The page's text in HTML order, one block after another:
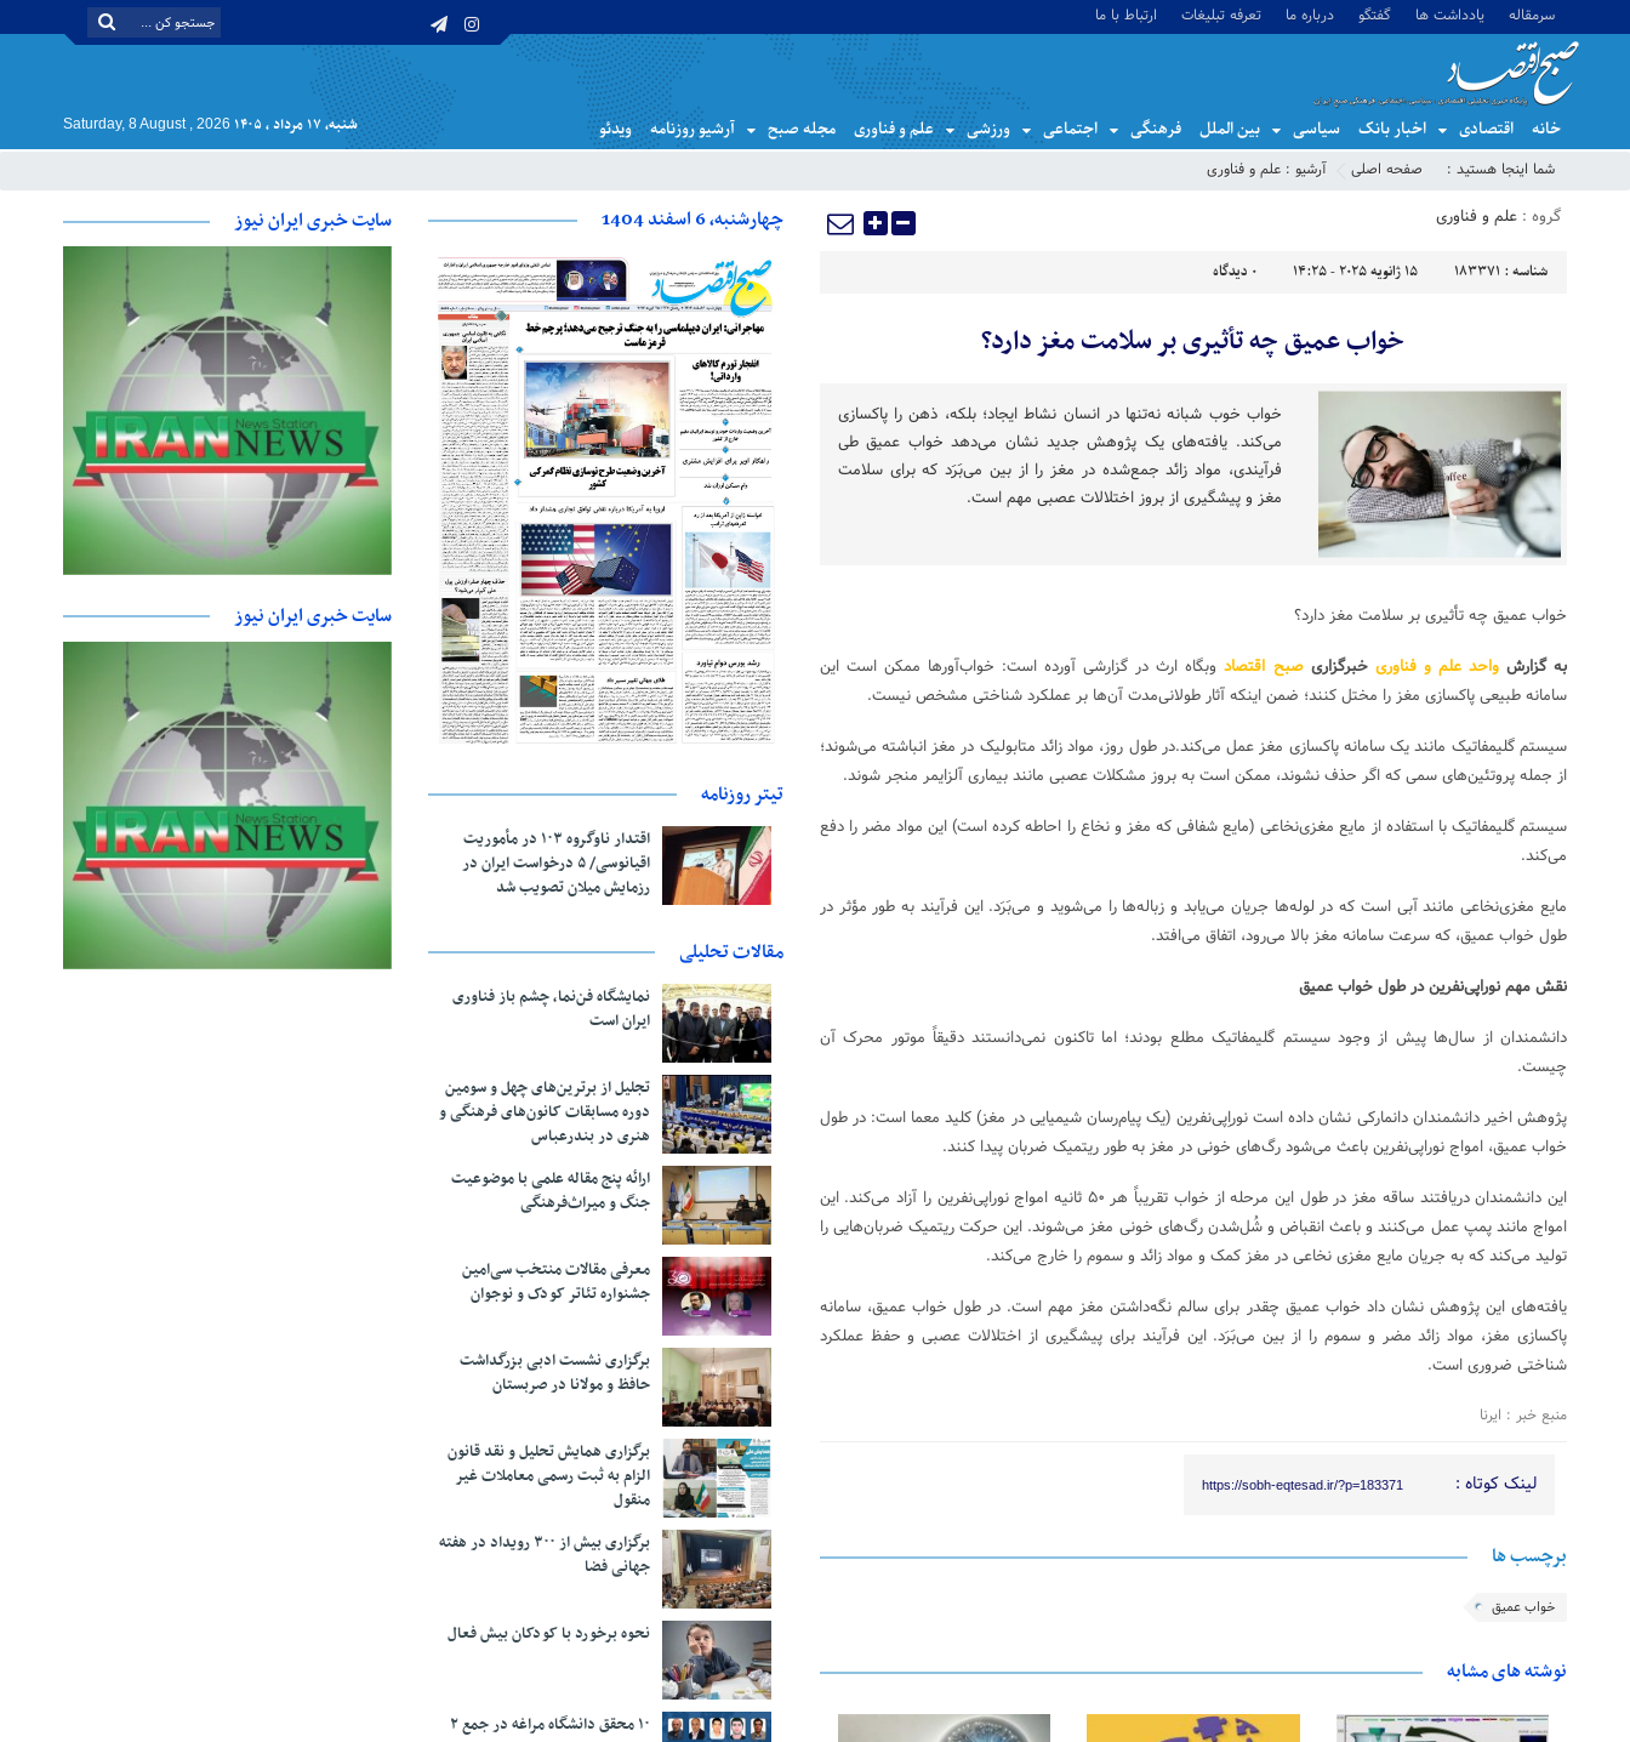
سرمقاله یادداشت ها گفتگو درباره ما تعرفه تبلیغات ارتباط با ما
خانه اقتصادی اخبار بانک سیاسی بین الملل فرهنگی اجتماعی ورزشی علم و فناوری مجله صبح آرشیو روزنامه ویدئو شنبه, ۱۷ مرداد , ۱۴۰۵ Saturday, 8 August , 2026
شما اینجا هستید : صفحه اصلی آرشیو : علم و فناوری
گروه : علم و فناوری
شناسه : 183371 15 ژانویه 2025 - 14:25 0 دیدگاه
خواب عمیق چه تأثیری بر سلامت مغز دارد؟
خواب خوب شبانه نه‌تنها در انسان نشاط ایجاد؛ بلکه، ذهن را پاکسازی
می‌کند. یافته‌های یک پژوهش جدید نشان می‌دهد خواب عمیق طی
فرآیندی، مواد زائد جمع‌شده در مغز را از بین می‌بَرَد که برای سلامت
مغز و پیشگیری از بروز اختلالات عصبی مهم است.
خواب عمیق چه تأثیری بر سلامت مغز دارد؟
به گزارشواحد علم و فناوری خبرگزاریصبح اقتصادوبگاه ارث در گزارشی آورده است: خواب‌آورها ممکن است این
سامانه طبیعی پاکسازی مغز را مختل کنند؛ ضمن اینکه آثار طولانی‌مدت آن‌ها بر عملکرد شناختی مشخص نیست.
سیستم گلیمفاتیک مانند یک سامانه پاکسازی مغز عمل می‌کند.در طول روز، مواد زائد متابولیک در مغز انباشته می‌شوند؛
از جمله پروتئین‌های سمی که اگر حذف نشوند، ممکن است به بروز مشکلات عصبی مانند بیماری آلزایمر منجر شوند.
سیستم گلیمفاتیک با استفاده از مایع مغزی‌نخاعی (مایع شفافی که مغز و نخاع را احاطه کرده است) این مواد مضر را دفع
می‌کند.
مایع مغزی‌نخاعی مانند آبی است که در لوله‌ها جریان می‌یابد و زباله‌ها را می‌شوید و می‌بَرَد. این فرآیند به طور مؤثر در
طول خواب عمیق، که سرعت سامانه مغز بالا می‌رود، اتفاق می‌افتد.
نقش مهم نوراپی‌نفرین در طول خواب عمیق
دانشمندان از سال‌ها پیش از وجود سیستم گلیمفاتیک مطلع بودند؛ اما تاکنون نمی‌دانستند دقیقاً موتور محرک آن
چیست.
پژوهش اخیر دانشمندان دانمارکی نشان داده است نوراِپی‌نفرین (یک پیام‌رسان شیمیایی در مغز) کلید معما است: در طول
خواب عمیق، امواج نوراپی‌نفرین باعث می‌شود رگ‌های خونی در مغز به طور ریتمیک ضربان پیدا کنند.
این دانشمندان دریافتند ساقه مغز در طول این مرحله از خواب تقریباً هر ۵۰ ثانیه امواج نوراپی‌نفرین را آزاد می‌کند. این
امواج مانند پمپ عمل می‌کنند و باعث انقباض و شُل‌شدن رگ‌های خونی مغز می‌شوند. این حرکت ریتمیک ضربان‌هایی را
تولید می‌کند که به جریان مایع مغزی نخاعی در مغز کمک و مواد زائد و سموم را خارج می‌کند.
یافته‌های این پژوهش نشان داد خواب عمیق چقدر برای سالم نگه‌داشتن مغز مهم است. در طول خواب عمیق، سامانه
پاکسازی مغز، مواد زائد مضر و سموم را از بین می‌بَرَد. این فرآیند برای پیشگیری از اختلالات عصبی و حفظ عملکرد
شناختی ضروری است.
منبع خبر : ایرنا
لینک کوتاه : https://sobh-eqtesad.ir/?p=183371
برچسب ها
خواب عمیق
نوشته های مشابه
چهارشنبه، 6 اسفند 1404
تیتر روزنامه
اقتدار ناوگروه ۱۰۳ در مأموریت‌
اقیانوسی/ ۵ درخواست ایران در
رزمایش میلان تصویب شد
مقالات تحلیلی
نمایشگاه فن‌نما، چشم باز فناوری
ایران است
تجلیل از بر‌ترین‌های چهل و سومین
دوره مسابقات کانون‌های فرهنگی و
هنری در بندرعباس
ارائه پنج مقاله علمی با موضوعیت
جنگ و میراث‌فرهنگی
معرفی مقالات منتخب سی‌امین
جشنواره تئاتر کودک و نوجوان
برگزاری نشست ادبی بزرگداشت
حافظ و مولانا در صربستان
برگزاری همایش تحلیل و نقد قانون
الزام به ثبت رسمی معاملات غیر
منقول
برگزاری بیش از ۳۰۰ رویداد در هفته
جهانی فضا
نحوه برخورد با کودکان بیش فعال
۱۰ محقق دانشگاه مراغه در جمع ۲
سایت خبری ایران نیوز
سایت خبری ایران نیوز